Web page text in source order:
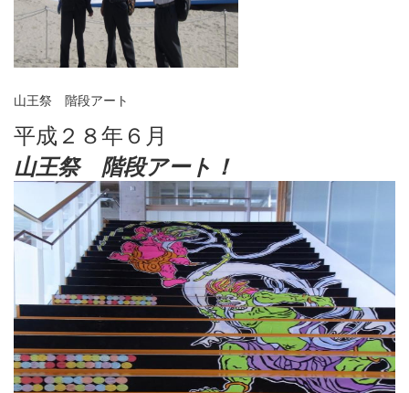
山王祭 階段アート
平成２８年６月
山王祭 階段アート！